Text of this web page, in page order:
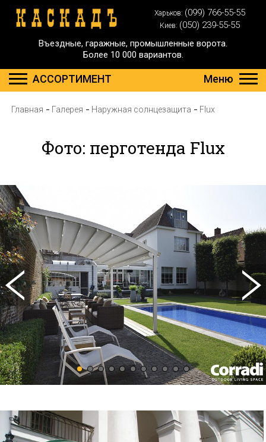
Харьков: (099) 766-55-55
Киев: (050) 239-55-55
Въездные, гаражные, промышленные ворота.
Более 10 000 вариантов.
АССОРТИМЕНТ Меню
Главная Галерея Наружная солнцезащита Flux
Фото: перготенда Flux